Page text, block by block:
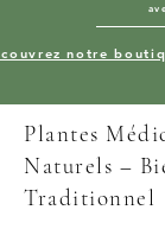
notre
Plantes
Naturels –
Traditionnel